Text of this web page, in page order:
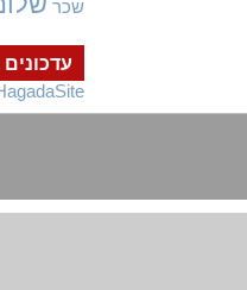
עדכונים
שכר